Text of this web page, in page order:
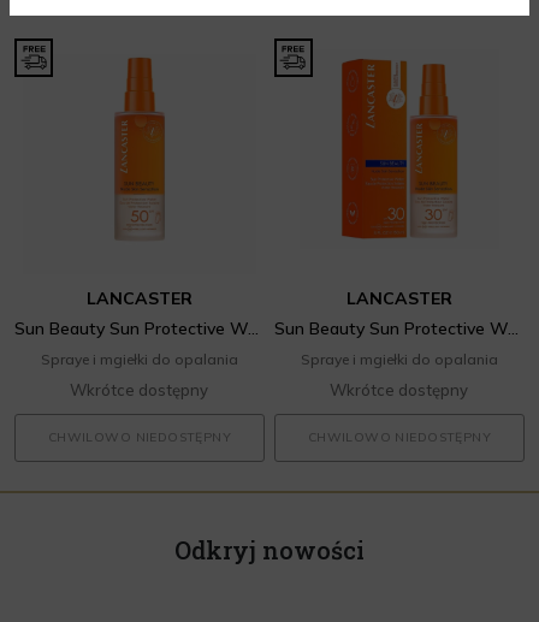
LANCASTER
Sun Beauty Sun Protective Water Spf50 Spray
Spraye i mgiełki do opalania
Wkrótce dostępny
CHWILOWO NIEDOSTĘPNY
LANCASTER
Sun Beauty Sun Protective Water Spf30
Spraye i mgiełki do opalania
Wkrótce dostępny
CHWILOWO NIEDOSTĘPNY
Odkryj nowości